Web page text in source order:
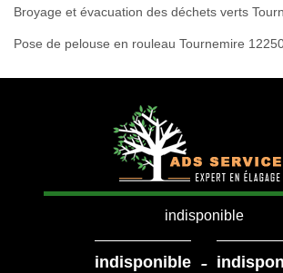
Broyage et évacuation des déchets verts
Pose de pelouse en rouleau Tournemire
indisponible
indisponible -